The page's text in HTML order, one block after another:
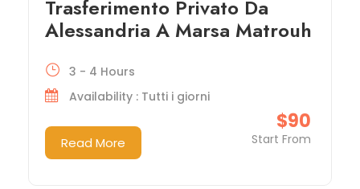
Trasferimento Privato Da
Alessandria A Marsa Matrouh
$90
Start From
3 - 4 Hours
Availability : Tutti i giorni
Read More